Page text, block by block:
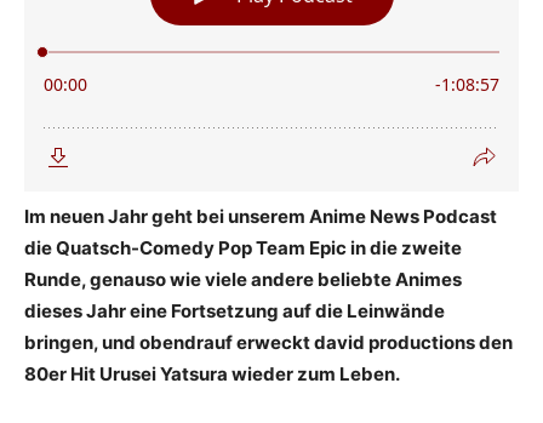
Im neuen Jahr geht bei unserem Anime News Podcast
die Quatsch-Comedy Pop Team Epic in die zweite
Runde, genauso wie viele andere beliebte Animes
dieses Jahr eine Fortsetzung auf die Leinwände
bringen, und obendrauf erweckt david productions den
80er Hit Urusei Yatsura wieder zum Leben.